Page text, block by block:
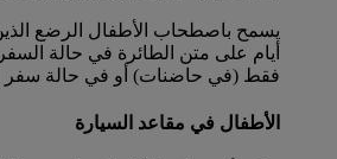
يسمح باصطحاب الأطفال الرضع
أيام على متن الطائرة في حالة
فقط (في حاضنات) أو في حالة سفر
الأطفال في مقاعد السيارة